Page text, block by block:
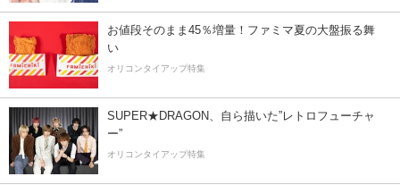
お値段そのまま45％増量！ファミマ夏の大盤振る舞
い
オリコンタイアップ特集
SUPER★DRAGON、自ら描いた”レトロフューチャ
ー”
オリコンタイアップ特集